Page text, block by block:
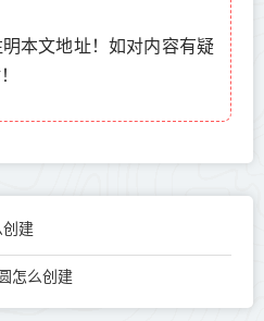
本文地址！如对内容有疑
创建
怎么创建